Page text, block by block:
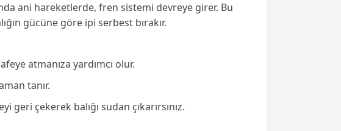
ani hareketlerde, fren sistemi devreye girer. Bu
gücüne göre ipi serbest bırakır.
atmanıza yardımcı olur.
tanır.
geri çekerek balığı sudan çıkarırsınız.